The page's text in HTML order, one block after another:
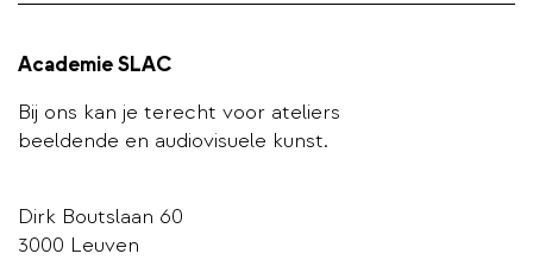
Academie SLAC
Bij ons kan je terecht voor ateliers
beeldende en audiovisuele kunst.
Dirk Boutslaan 60
3000 Leuven